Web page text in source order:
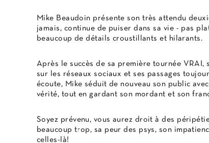
Mike Beaudoin présente son très attendu
jamais, continue de puiser dans sa vie - pas
beaucoup de détails croustillants et hilarants.
Après le succès de sa première tournée VRAI,
sur les réseaux sociaux et ses passages
écoute, Mike séduit de nouveau son public
vérité, tout en gardant son mordant et son
Soyez prévenu, vous aurez droit à des
beaucoup trop, sa peur des psys, son
celles-là!